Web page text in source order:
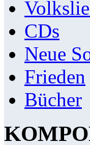
CDs
Neue
Frieden
Bücher